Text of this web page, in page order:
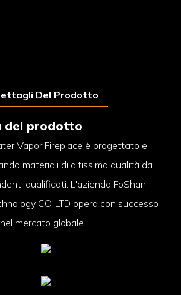
Del Prodotto
del prodotto
Vapor Fireplace è progettato e
materiali di altissima qualità da
qualificati. L'azienda FoShan
CO,.LTD opera con successo
mercato globale.